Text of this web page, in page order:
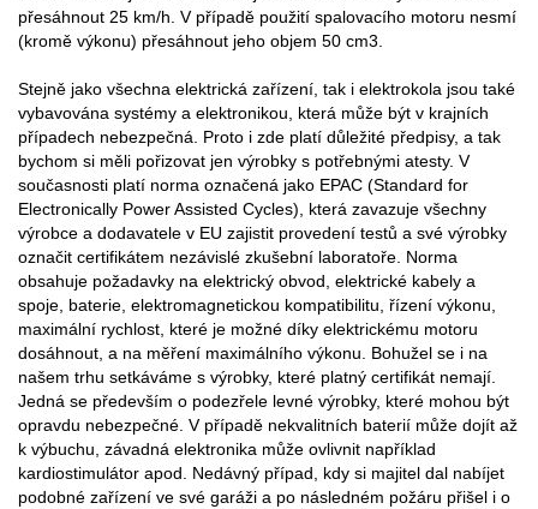
přesáhnout 25 km/h. V případě použití spalovacího motoru nesmí
(kromě výkonu) přesáhnout jeho objem 50 cm3.
Stejně jako všechna elektrická zařízení, tak i elektrokola jsou také
vybavována systémy a elektronikou, která může být v krajních
případech nebezpečná. Proto i zde platí důležité předpisy, a tak
bychom si měli pořizovat jen výrobky s potřebnými atesty. V
současnosti platí norma označená jako EPAC (Standard for
Electronically Power Assisted Cycles), která zavazuje všechny
výrobce a dodavatele v EU zajistit provedení testů a své výrobky
označit certifikátem nezávislé zkušební laboratoře. Norma
obsahuje požadavky na elektrický obvod, elektrické kabely a
spoje, baterie, elektromagnetickou kompatibilitu, řízení výkonu,
maximální rychlost, které je možné díky elektrickému motoru
dosáhnout, a na měření maximálního výkonu. Bohužel se i na
našem trhu setkáváme s výrobky, které platný certifikát nemají.
Jedná se především o podezřele levné výrobky, které mohou být
opravdu nebezpečné. V případě nekvalitních baterií může dojít až
k výbuchu, závadná elektronika může ovlivnit například
kardiostimulátor apod. Nedávný případ, kdy si majitel dal nabíjet
podobné zařízení ve své garáži a po následném požáru přišel i o